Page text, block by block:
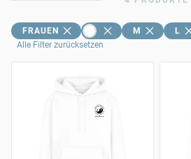
FRAUEN M L
Alle Filter zurücksetzen